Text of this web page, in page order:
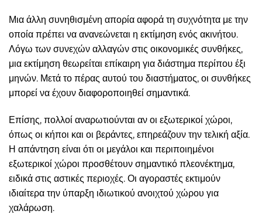
Μια άλλη συνηθισμένη απορία αφορά τη συχνότητα με την
οποία πρέπει να ανανεώνεται η εκτίμηση ενός ακινήτου.
Λόγω των συνεχών αλλαγών στις οικονομικές συνθήκες,
μια εκτίμηση θεωρείται επίκαιρη για διάστημα περίπου έξι
μηνών. Μετά το πέρας αυτού του διαστήματος, οι συνθήκες
μπορεί να έχουν διαφοροποιηθεί σημαντικά.
Επίσης, πολλοί αναρωτιούνται αν οι εξωτερικοί χώροι,
όπως οι κήποι και οι βεράντες, επηρεάζουν την τελική αξία.
Η απάντηση είναι ότι οι μεγάλοι και περιποιημένοι
εξωτερικοί χώροι προσθέτουν σημαντικό πλεονέκτημα,
ειδικά στις αστικές περιοχές. Οι αγοραστές εκτιμούν
ιδιαίτερα την ύπαρξη ιδιωτικού ανοιχτού χώρου για
χαλάρωση.